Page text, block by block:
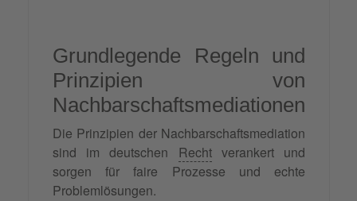
Grundlegende Regeln und
Prinzipien von
Nachbarschaftsmediationen
Die Prinzipien der Nachbarschaftsmediation
sind im deutschen Rechtverankert und
sorgen für faire Prozesse und echte
Problemlösungen.